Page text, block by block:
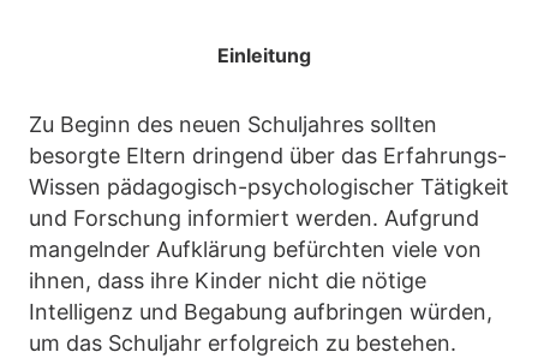
Einleitung
Zu Beginn des neuen Schuljahres sollten
besorgte Eltern dringend über das Erfahrungs-
Wissen pädagogisch-psychologischer Tätigkeit
und Forschung informiert werden. Aufgrund
mangelnder Aufklärung befürchten viele von
ihnen, dass ihre Kinder nicht die nötige
Intelligenz und Begabung aufbringen würden,
um das Schuljahr erfolgreich zu bestehen.